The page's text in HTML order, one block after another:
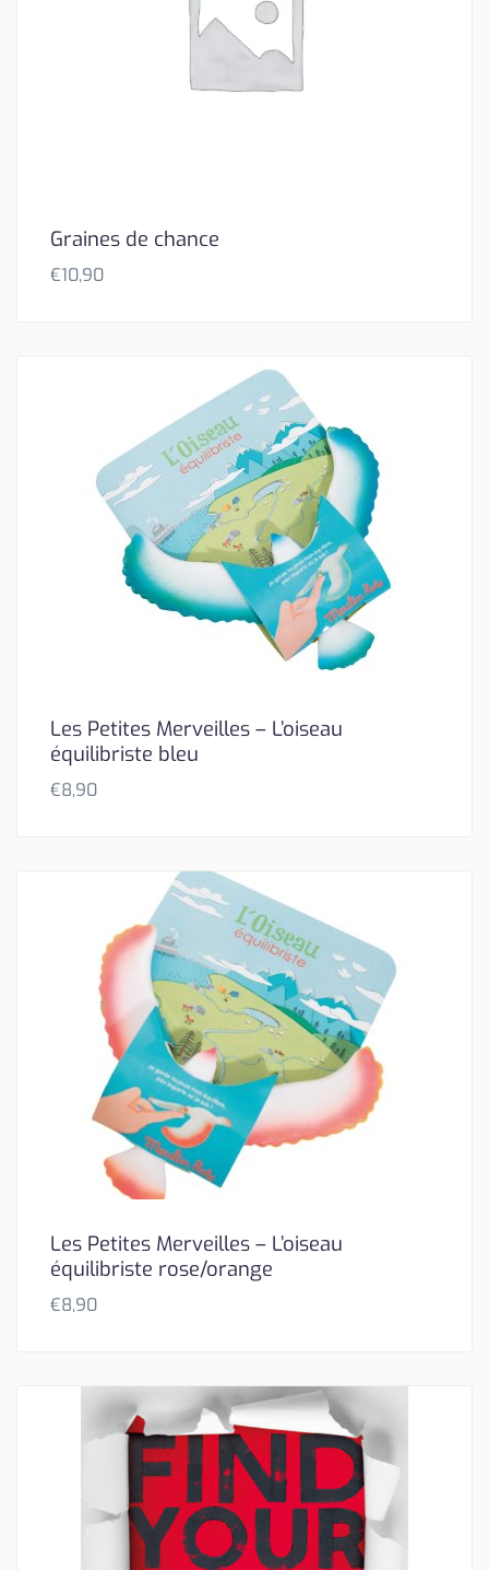
Graines de chance
€10,90
Les Petites Merveilles – L’oiseau
équilibriste bleu
€8,90
Les Petites Merveilles – L’oiseau
équilibriste rose/orange
€8,90